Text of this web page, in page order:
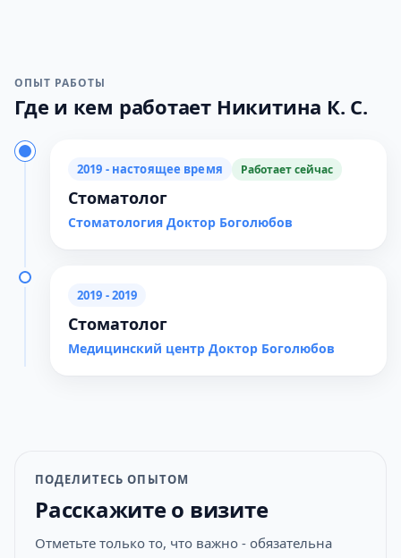
ОПЫТ РАБОТЫ
Где и кем работает Никитина К. С.
2019 - настоящее время Работает сейчас
Стоматолог
Стоматология Доктор Боголюбов
2019 - 2019
Стоматолог
Медицинский центр Доктор Боголюбов
ПОДЕЛИТЕСЬ ОПЫТОМ
Расскажите о визите
Отметьте только то, что важно - обязательна